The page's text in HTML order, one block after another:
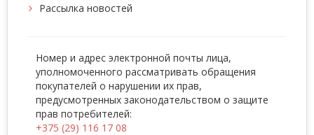
Рассылка новостей
Номер и адрес электронной почты лица,
уполномоченного рассматривать обращения
покупателей о нарушении их прав,
предусмотренных законодательством о защите
прав потребителей:
+375 (29) 116 17 08